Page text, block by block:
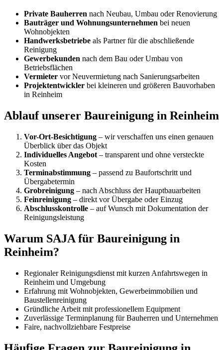
Private Bauherren nach Neubau, Umbau oder Renovierung
Bauträger und Wohnungsunternehmen bei neuen
Wohnobjekten
Handwerksbetriebe als Partner für die abschließende
Reinigung
Gewerbekunden nach dem Bau oder Umbau von
Betriebsflächen
Vermieter vor Neuvermietung nach Sanierungsarbeiten
Projektentwickler bei kleineren und größeren Bauvorhaben
in Reinheim
Ablauf unserer Baureinigung in Reinheim
Vor-Ort-Besichtigung – wir verschaffen uns einen genauen
Überblick über das Objekt
Individuelles Angebot – transparent und ohne versteckte
Kosten
Terminabstimmung – passend zu Baufortschritt und
Übergabetermin
Grobreinigung – nach Abschluss der Hauptbauarbeiten
Feinreinigung – direkt vor Übergabe oder Einzug
Abschlusskontrolle – auf Wunsch mit Dokumentation der
Reinigungsleistung
Warum SAJA für Baureinigung in
Reinheim?
Regionaler Reinigungsdienst mit kurzen Anfahrtswegen in
Reinheim und Umgebung
Erfahrung mit Wohnobjekten, Gewerbeimmobilien und
Baustellenreinigung
Gründliche Arbeit mit professionellem Equipment
Zuverlässige Terminplanung für Bauherren und Unternehmen
Faire, nachvollziehbare Festpreise